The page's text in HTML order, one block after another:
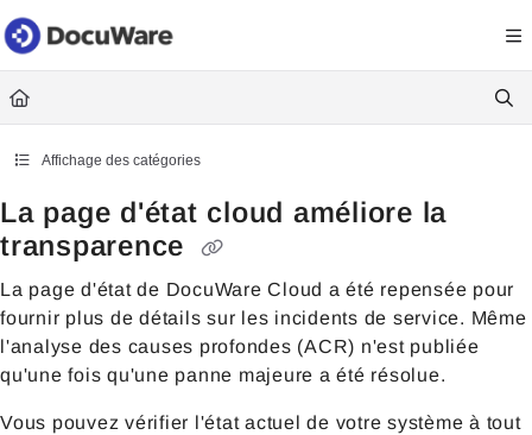
Documentation Index
Fetch the complete documentation index at: https://
Use this file to discover all available pages before exploring further.
Affichage des catégories
La page d'état cloud améliore la
transparence
La page d'état de DocuWare Cloud a été repensée pour
fournir plus de détails sur les incidents de service. Même
l'analyse des causes profondes (ACR) n'est publiée
qu'une fois qu'une panne majeure a été résolue.
Vous pouvez vérifier l'état actuel de votre système à tout